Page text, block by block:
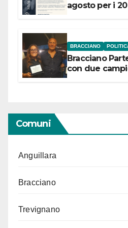
agosto per i
BRACCIANO
Bracciano
con due
Comuni
Anguillara
Bracciano
Trevignano